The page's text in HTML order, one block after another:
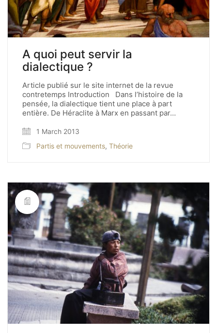
A quoi peut servir la
dialectique ?
Article publié sur le site internet de la revue
contretemps Introduction Dans l’histoire de la
pensée, la dialectique tient une place à part
entière. De Héraclite à Marx en passant par…
1 March 2013
Partis et mouvements, Théorie